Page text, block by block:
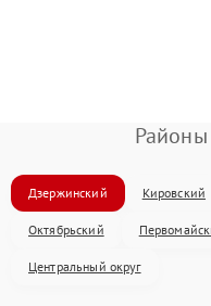
Дзержинский Кировский
Октябрьский
Центральный округ